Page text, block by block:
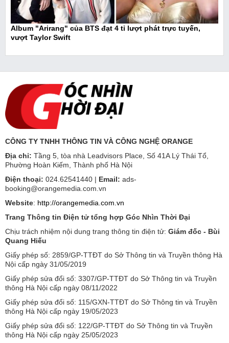
Album "Arirang" của BTS đạt 4 tỉ lượt phát trực tuyến,
vượt Taylor Swift
CÔNG TY TNHH THÔNG TIN VÀ CÔNG NGHỆ ORANGE
Địa chỉ: Tầng 5, tòa nhà Leadvisors Place, Số 41A Lý Thái Tổ,
Phường Hoàn Kiếm, Thành phố Hà Nội
Điện thoại: 024.62541440 | Email: ads-
booking@orangemedia.com.vn
Website: http://orangemedia.com.vn
Trang Thông tin Điện tử tổng hợp Góc Nhìn Thời Đại
Chịu trách nhiệm nội dung trang thông tin điện tử: Giám đốc - Bùi
Quang Hiếu
Giấy phép số: 2859/GP-TTĐT do Sở Thông tin và Truyền thông Hà
Nội cấp ngày 31/05/2019
Giấy phép sửa đổi số: 3307/GP-TTĐT do Sở Thông tin và Truyền
thông Hà Nội cấp ngày 08/11/2022
Giấy phép sửa đổi số: 115/GXN-TTĐT do Sở Thông tin và Truyền
thông Hà Nội cấp ngày 19/05/2023
Giấy phép sửa đổi số: 122/GP-TTĐT do Sở Thông tin và Truyền
thông Hà Nội cấp ngày 25/05/2023